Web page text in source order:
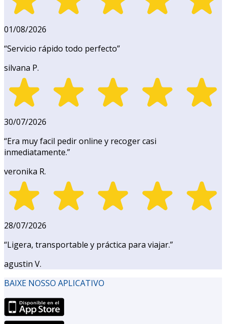
01/08/2026
“Servicio rápido todo perfecto”
silvana P.
30/07/2026
“Era muy facil pedir online y recoger casi
inmediatamente.”
veronika R.
28/07/2026
“Ligera, transportable y práctica para viajar.”
agustin V.
BAIXE NOSSO APLICATIVO